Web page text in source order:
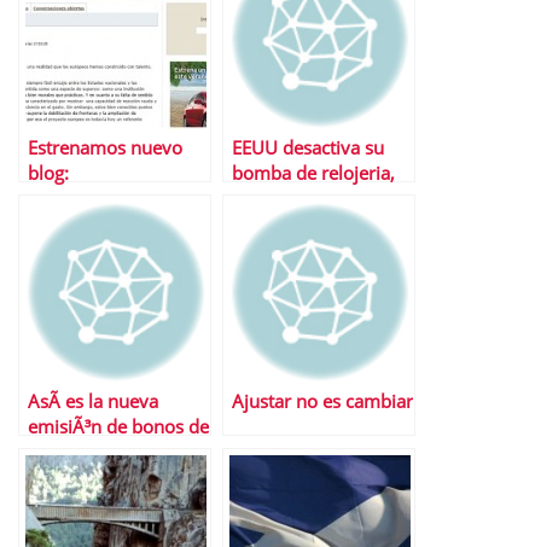
Estrenamos nuevo
blog:
EEUU desactiva su
bomba de relojeria,
AsÃ­ es la nueva
emisiÃ³n de bonos de
AndalucÃ­a
Ajustar no es cambiar